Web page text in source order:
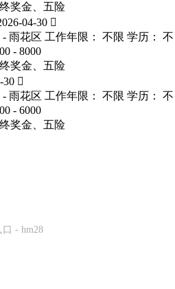
奖金、五险
04-30 
雨花区 工作年限： 不限 学历： 不
- 8000
奖金、五险
30 
雨花区 工作年限： 不限 学历： 不
- 6000
奖金、五险
- hm28